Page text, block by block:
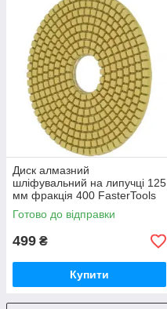
Диск алмазний
шліфувальний на липучці 125
мм фракція 400 FasterTools
(Е7148)
Готово до відправки
499 ₴
Купити